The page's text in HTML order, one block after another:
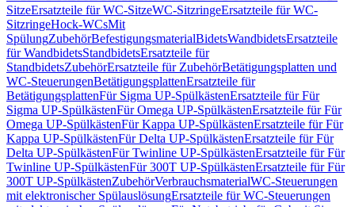
SitzeErsatzteile für WC-SitzeWC-SitzringeErsatzteile für WC-
SitzringeHock-WCsMit
SpülungZubehörBefestigungsmaterialBidetsWandbidetsErsatzteile
für WandbidetsStandbidetsErsatzteile für
StandbidetsZubehörErsatzteile für ZubehörBetätigungsplatten und
WC-SteuerungenBetätigungsplattenErsatzteile für
BetätigungsplattenFür Sigma UP-SpülkästenErsatzteile für Für
Sigma UP-SpülkästenFür Omega UP-SpülkästenErsatzteile für Für
Omega UP-SpülkästenFür Kappa UP-SpülkästenErsatzteile für Für
Kappa UP-SpülkästenFür Delta UP-SpülkästenErsatzteile für Für
Delta UP-SpülkästenFür Twinline UP-SpülkästenErsatzteile für Für
Twinline UP-SpülkästenFür 300T UP-SpülkästenErsatzteile für Für
300T UP-SpülkästenZubehörVerbrauchsmaterialWC-Steuerungen
mit elektronischer SpülauslösungErsatzteile für WC-Steuerungen